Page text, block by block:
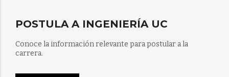
POSTULA A INGENIERÍA UC
Conoce la información relevante para postular a la
carrera.